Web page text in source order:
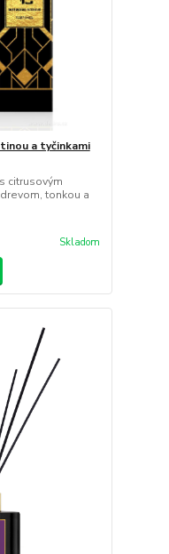
a tyčinkami
citrusovým
tonkou a
Skladom